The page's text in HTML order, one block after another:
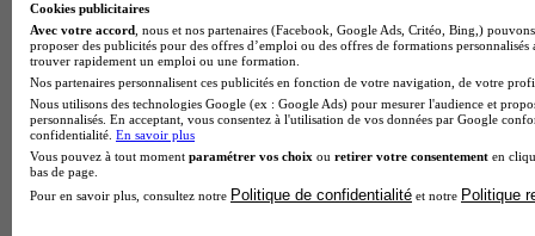
BTS Sam en alternance
Cap Fleuriste en alternance
BTS Sio en alternance
MSc Marketing Digital en alternance
BTS Gpme en alternance
Cap Electricien en alternance
BTS Gpn en alternance
BTS Domotique en alternance
BAC Pro Agora en alternance
BTS Sta en alternance
Cookies publicitaires
Avec votre accord , nous et nos partenaires (Facebook, Google Ads, Critéo, Bing,)
proposer des publicités pour des offres d’emploi ou des offres de formations
trouver rapidement un emploi ou une formation.
Nos partenaires personnalisent ces publicités en fonction de votre navigation, de votre
Nous utilisons des technologies Google (ex : Google Ads) pour mesurer l'audience et
personnalisés. En acceptant, vous consentez à l'utilisation de vos données par Google
confidentialité. En savoir plus
Vous pouvez à tout moment paramétrer vos choix ou retirer votre consentement en
bas de page.
Pour en savoir plus, consultez notre Politique de confidentialité et notre Politique